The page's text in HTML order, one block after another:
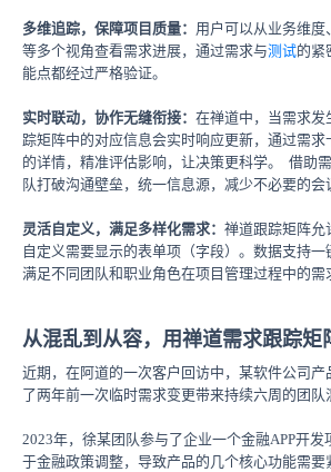
多维追踪，保障项目质量： 用户可以从业务维
等多个视角查看需求进展，通过需求与测试的紧
能点都经过严格验证。
实时联动，协作无缝衔接： 在禅道中，当需求发
踪矩阵中的对应信息会实时响应更新，通过需
的详情，精准评估影响，让决策更科学。 借助
队打破沟通壁垒，统一信息源，减少不必要的会
灵活自定义，满足多样化需求： 禅道跟踪矩阵允
自定义需要显示的表单项（字段）。数据支持一
满足不同团队和职业角色在项目管理过程中的需
从混乱到从容，用禅道需求跟踪矩
近期，在阿道的一次客户回访中，某软件公司
了两年前一次临时需求变更带来持续六周的团队
2023年，徐某团队参与了企业一个金融APP开发
于金融政策调整，导致产品的几个核心功能需要